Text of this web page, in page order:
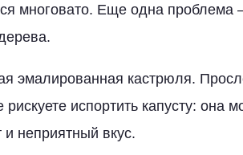
многовато. Еще одна проблема
эмалированная кастрюля.
испортить капусту: она
неприятный вкус.